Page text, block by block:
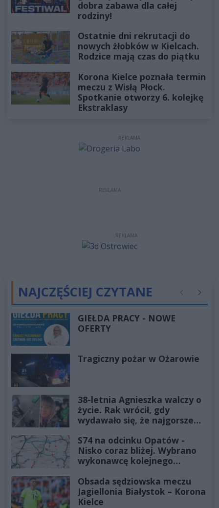
dobra zabawa dla całej
rodziny!
Ostatnie dni rekrutacji do
nowych żłobków w Kielcach.
Rodzice mają czas do piątku
Korona Kielce poznała termin
meczu z Wisłą Płock.
Spotkanie otworzy 6. kolejkę
Ekstraklasy
REKLAMA
REKLAMA
REKLAMA
NAJCZĘŚCIEJ CZYTANE Poprzednie
GIEŁDA PRACY - NOWE
OFERTY
Tragiczny pożar w Ożarowie
38-letnia Agnieszka walczy o
życie. Rak wrócił, gdy
wydawało się, że najgorsze
S74 na odcinku Opatów -
Nisko coraz bliżej. Wybrano
wykonawcę kolejnego
Obsada sędziowska meczu
Jagiellonia Białystok – Korona
Kielce